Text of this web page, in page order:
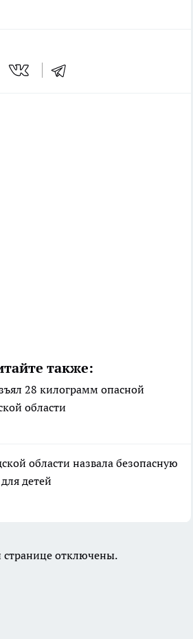
также:
28 килограмм опасной
области
области назвала безопасную
детей
отключены.